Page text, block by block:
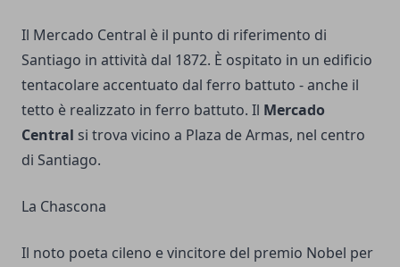
Il Mercado Central è il punto di riferimento di
Santiago in attività dal 1872. È ospitato in un edificio
tentacolare accentuato dal ferro battuto - anche il
tetto è realizzato in ferro battuto. Il Mercado
Central si trova vicino a Plaza de Armas, nel centro
di Santiago.
La Chascona
Il noto poeta cileno e vincitore del premio Nobel per